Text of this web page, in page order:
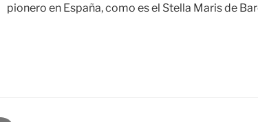
pionero en España, como es el Stella Maris de